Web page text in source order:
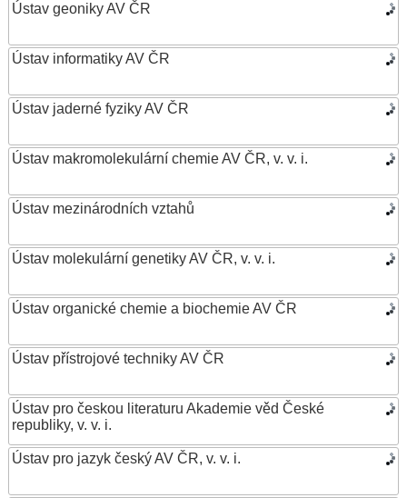
Ústav geoniky AV ČR
Ústav informatiky AV ČR
Ústav jaderné fyziky AV ČR
Ústav makromolekulární chemie AV ČR, v. v. i.
Ústav mezinárodních vztahů
Ústav molekulární genetiky AV ČR, v. v. i.
Ústav organické chemie a biochemie AV ČR
Ústav přístrojové techniky AV ČR
Ústav pro českou literaturu Akademie věd České
republiky, v. v. i.
Ústav pro jazyk český AV ČR, v. v. i.